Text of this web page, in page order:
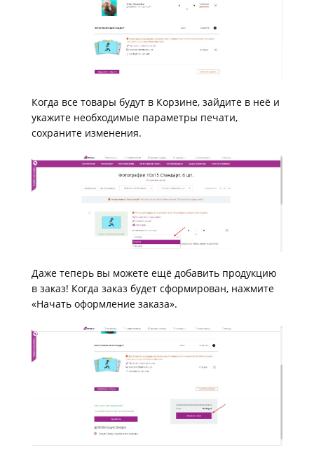
Когда все товары будут в Корзине, зайдите в неё и
укажите необходимые параметры печати,
сохраните изменения.
Даже теперь вы можете ещё добавить продукцию
в заказ! Когда заказ будет сформирован, нажмите
«Начать оформление заказа».